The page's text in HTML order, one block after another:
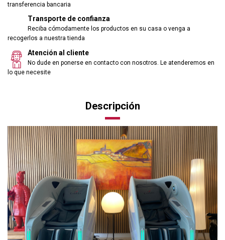
transferencia bancaria
Transporte de confianza
Reciba cómodamente los productos en su casa o venga a
recogerlos a nuestra tienda
Atención al cliente
No dude en ponerse en contacto con nosotros. Le atenderemos en
lo que necesite
Descripción